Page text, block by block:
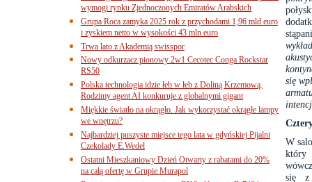
się
W
który
się z
wymogi rynku Zjednoczonych Emiratów Arabskich
Grupa Roca zamyka 2025 rok z przychodami 1,96 mld euro
i zyskiem netto w wysokości 43 mln euro
Trwa lato z Akademią swisspor
Nowy odkurzacz pionowy 2w1 Cecotec Conga Rockstar
RS50
Polska technologia idzie łeb w łeb z Doliną Krzemową.
Rodzimy agent AI konkuruje z globalnymi gigant
Miękkie światło na okrągło. Jak wykorzystać okrągłe lampy
we wnętrzu?
Najbardziej puszyste miejsce tego lata w gdyńskiej Pijalni
Czekolady E.Wedel
Ostatni Mieszkaniowy Dzień Otwarty z rabatami do 20%
na całą ofertę w Grupie Murapol